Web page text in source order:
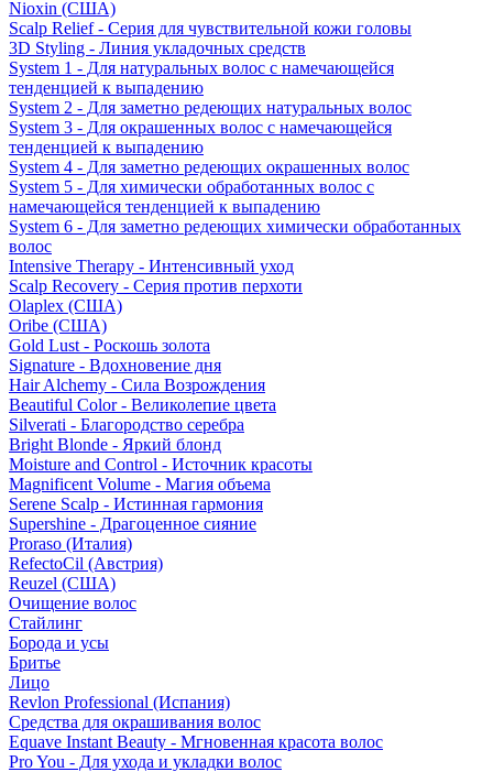
Nioxin (США)
Scalp Relief - Серия для чувствительной кожи головы
3D Styling - Линия укладочных средств
System 1 - Для натуральных волос с намечающейся
тенденцией к выпадению
System 2 - Для заметно редеющих натуральных волос
System 3 - Для окрашенных волос с намечающейся
тенденцией к выпадению
System 4 - Для заметно редеющих окрашенных волос
System 5 - Для химически обработанных волос с
намечающейся тенденцией к выпадению
System 6 - Для заметно редеющих химически обработанных
волос
Intensive Therapy - Интенсивный уход
Scalp Recovery - Серия против перхоти
Olaplex (США)
Oribe (США)
Gold Lust - Роскошь золота
Signature - Вдохновение дня
Hair Alchemy - Сила Возрождения
Beautiful Color - Великолепие цвета
Silverati - Благородство серебра
Bright Blonde - Яркий блонд
Moisture and Control - Источник красоты
Magnificent Volume - Магия объема
Serene Scalp - Истинная гармония
Supershine - Драгоценное сияние
Proraso (Италия)
RefectoCil (Австрия)
Reuzel (США)
Очищение волос
Стайлинг
Борода и усы
Бритье
Лицо
Revlon Professional (Испания)
Средства для окрашивания волос
Equave Instant Beauty - Мгновенная красота волос
Pro You - Для ухода и укладки волос